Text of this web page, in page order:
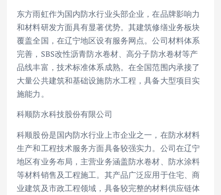
东方雨虹作为国内防水行业头部企业，在品牌影响力
和材料研发方面具有显著优势。其建筑修缮业务板块
覆盖全国，在辽宁地区设有服务网点。公司材料体系
完善，SBS改性沥青防水卷材、高分子防水卷材等产
品线丰富，技术标准体系成熟。在全国范围内承接了
大量公共建筑和基础设施防水工程，具备大型项目实
施能力。
科顺防水科技股份有限公司
科顺股份是国内防水行业上市企业之一，在防水材料
生产和工程技术服务方面具备较强实力。公司在辽宁
地区有业务布局，主营业务涵盖防水卷材、防水涂料
等材料销售及工程施工。其产品广泛应用于住宅、商
业建筑及市政工程领域，具备较完整的材料供应链体